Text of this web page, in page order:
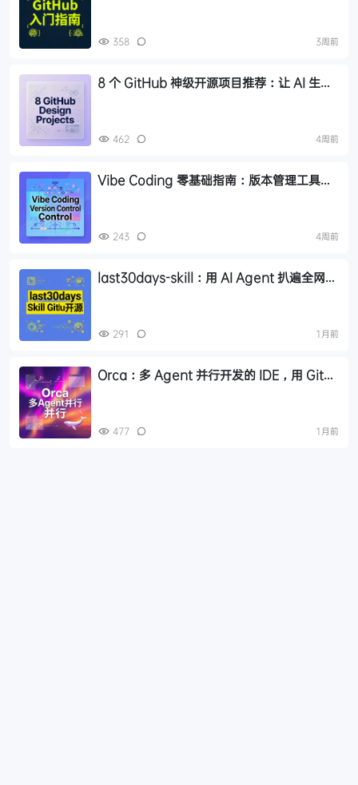
358 3周前
8 个 GitHub 神级开源项目推荐：让 AI 生成
462 4周前
Vibe Coding 零基础指南：版本管理工具
243 4周前
last30days-skill：用 AI Agent 扒遍全网热
291 1月前
Orca：多 Agent 并行开发的 IDE，用 Git
477 1月前